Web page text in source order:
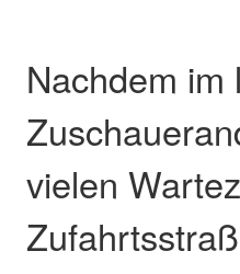
Nachdem
vielen